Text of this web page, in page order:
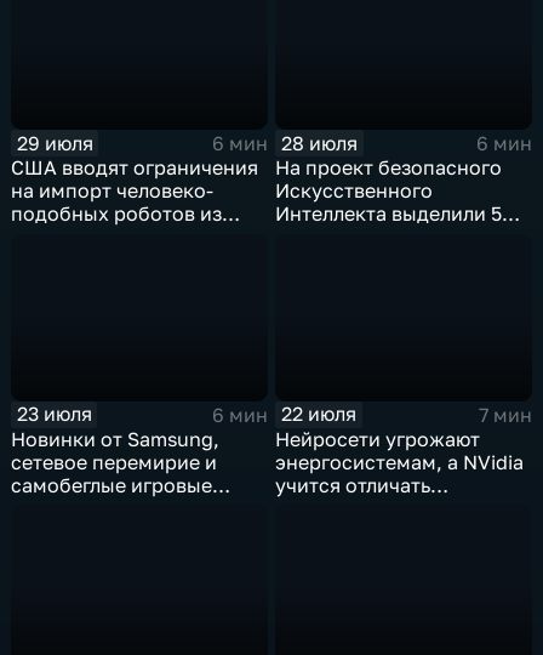
29 июля
6 мин
США вводят ограничения
на импорт человеко-
подобных роботов из
28 июля
6 мин
На проект безопасного
Искусственного
Интеллекта выделили 5
23 июля
6 мин
Новинки от Samsung,
сетевое перемирие и
самобеглые игровые
22 июля
7 мин
Нейросети угрожают
энергосистемам, а NVidia
учится отличать